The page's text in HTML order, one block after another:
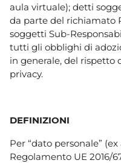
aula virtuale); detti
da parte del richiamato
soggetti Sub-
tutti gli obblighi di
in generale, del rispetto
privacy.
DEFINIZIONI
Per “dato personale”
Regolamento UE 2016/